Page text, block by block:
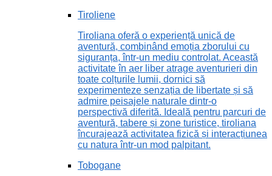
Tiroliene
Tiroliana oferă o experiență unică de
aventură, combinând emoția zborului cu
siguranța, într-un mediu controlat. Această
activitate în aer liber atrage aventurieri din
toate colțurile lumii, dornici să
experimenteze senzația de libertate și să
admire peisajele naturale dintr-o
perspectivă diferită. Ideală pentru parcuri de
aventură, tabere și zone turistice, tiroliana
încurajează activitatea fizică și interacțiunea
cu natura într-un mod palpitant.
Tobogane